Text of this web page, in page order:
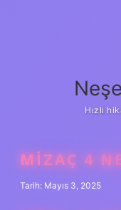
Hızlı
MIZAÇ 4
Tarih: Mayıs 3, 2025